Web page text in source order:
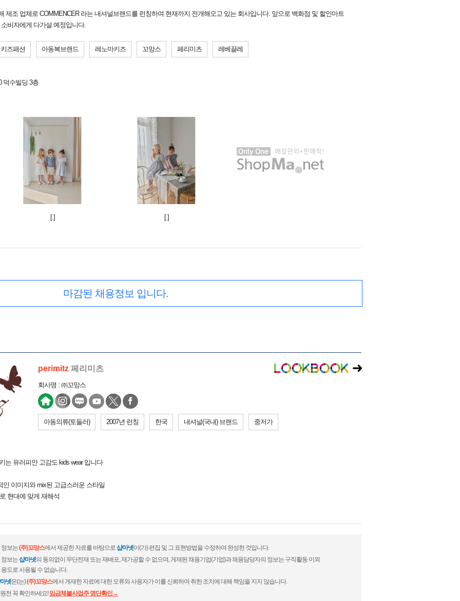
제조 업체로 COMMENCER 라는 내셔널브랜드를 런칭하여 현재까지 전개해오고 있는 회사입니다. 앞으로 백화점 및 할인마트
비자에게 다가설 예정입니다.
키즈패션 아동복브랜드 레노마키즈 꼬망스 페리미츠 레베끌레
덕수빌딩 3층
[.] [.]
마감된 채용정보 입니다.
perimitz 페리미츠
회사명 : ㈜꼬망스
아동의류(토들러) 2007년 런칭 한국 내셔널(국내) 브랜드 중저가
는 유러피안 고감도 kids wear 입니다
인 이미지와 mix된 고급스러운 스타일
현대에 맞게 재해석
정보는(주)꼬망스에서 제공한 자료를 바탕으로샵마넷이(가) 편집 및 그 표현방법을 수정하여 완성한 것입니다.
정보는샵마넷의 동의없이 무단전재 또는 재배포, 재가공할 수 없으며, 게재된 채용기업(기업)과 채용담당자의 정보는 구직활동 이외
용도로 사용될 수 없습니다.
넷은(는)(주)꼬망스에서 게재한 자료에 대한 오류와 사용자가 이를 신뢰하여 취한 조치에 대해 책임을 지지 않습니다.
전 꼭 확인하세요!임금체불사업주 명단확인→